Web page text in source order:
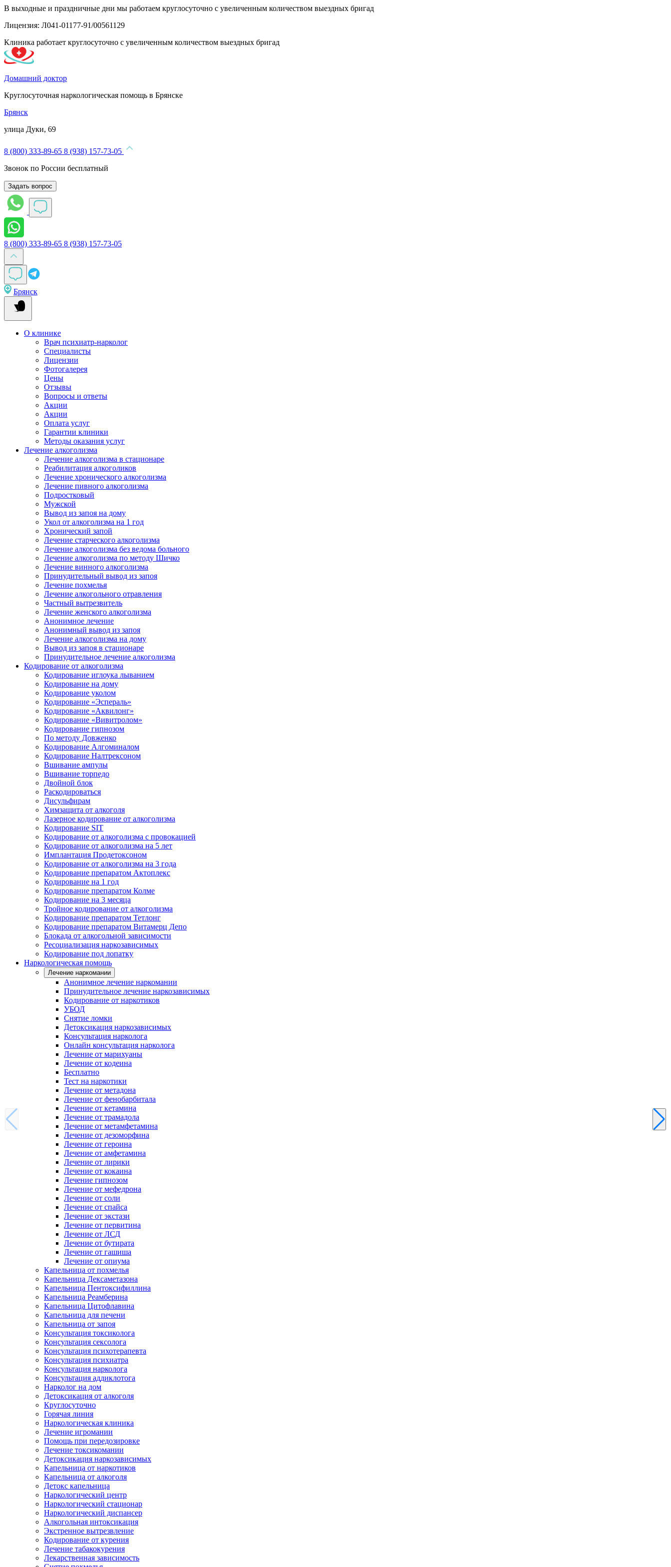
В выходные и праздничные дни мы работаем круглосуточно с увеличенным количеством выездных бригад
Лицензия: Л041-01177-91/00561129
Клиника работает круглосуточно с увеличенным количеством выездных бригад
Домашний доктор
Круглосуточная наркологическая помощь в Брянске
Брянск
улица Дуки, 69
8 (800) 333-89-65 8 (938) 157-73-05
Звонок по России бесплатный
Задать вопрос
8 (800) 333-89-65 8 (938) 157-73-05
Брянск
О клинике
Врач психиатр-нарколог
Специалисты
Лицензии
Фотогалерея
Цены
Отзывы
Вопросы и ответы
Акции
Акции
Оплата услуг
Гарантии клиники
Методы оказания услуг
Лечение алкоголизма
Лечение алкоголизма в стационаре
Реабилитация алкоголиков
Лечение хронического алкоголизма
Лечение пивного алкоголизма
Подростковый
Мужской
Вывод из запоя на дому
Укол от алкоголизма на 1 год
Хронический запой
Лечение старческого алкоголизма
Лечение алкоголизма без ведома больного
Лечение алкоголизма по методу Шичко
Лечение винного алкоголизма
Принудительный вывод из запоя
Лечение похмелья
Лечение алкогольного отравления
Частный вытрезвитель
Лечение женского алкоголизма
Анонимное лечение
Анонимный вывод из запоя
Лечение алкоголизма на дому
Вывод из запоя в стационаре
Принудительное лечение алкоголизма
Кодирование от алкоголизма
Кодирование иглоука лыванием
Кодирование на дому
Кодирование уколом
Кодирование «Эспераль»
Кодирование «Аквилонг»
Кодирование «Вивитролом»
Кодирование гипнозом
По методу Довженко
Кодирование Алгоминалом
Кодирование Налтрексоном
Вшивание ампулы
Вшивание торпедо
Двойной блок
Раскодироваться
Дисульфирам
Химзащита от алкоголя
Лазерное кодирование от алкоголизма
Кодирование SIT
Кодирование от алкоголизма с провокацией
Кодирование от алкоголизма на 5 лет
Имплантация Продетоксоном
Кодирование от алкоголизма на 3 года
Кодирование препаратом Актоплекс
Кодирование на 1 год
Кодирование препаратом Колме
Кодирование на 3 месяца
Тройное кодирование от алкоголизма
Кодирование препаратом Тетлонг
Кодирование препаратом Витамерц Депо
Блокада от алкогольной зависимости
Ресоциализация наркозависимых
Кодирование под лопатку
Наркологическая помощь
Лечение наркомании
Анонимное лечение наркомании
Принудительное лечение наркозависимых
Кодирование от наркотиков
УБОД
Снятие ломки
Детоксикация наркозависимых
Консультация нарколога
Онлайн консультация нарколога
Лечение от марихуаны
Лечение от кодеина
Бесплатно
Тест на наркотики
Лечение от метадона
Лечение от фенобарбитала
Лечение от кетамина
Лечение от трамадола
Лечение от метамфетамина
Лечение от дезоморфина
Лечение от героина
Лечение от амфетамина
Лечение от лирики
Лечение от кокаина
Лечение гипнозом
Лечение от мефедрона
Лечение от соли
Лечение от спайса
Лечение от экстази
Лечение от первитина
Лечение от ЛСД
Лечение от бутирата
Лечение от гашиша
Лечение от опиума
Капельница от похмелья
Капельница Дексаметазона
Капельница Пентоксифиллина
Капельница Реамберина
Капельница Цитофлавина
Капельница для печени
Капельница от запоя
Консультация токсиколога
Консультация сексолога
Консультация психотерапевта
Консультация психиатра
Консультация нарколога
Консультация аддиклотога
Нарколог на дом
Детоксикация от алкоголя
Круглосуточно
Горячая линия
Наркологическая клиника
Лечение игромании
Помощь при передозировке
Лечение токсикомании
Детоксикация наркозависимых
Капельница от наркотиков
Капельница от алкоголя
Детокс капельница
Наркологический центр
Наркологический стационар
Наркологический диспансер
Алкогольная интоксикация
Экстренное вытрезвление
Кодирование от курения
Лечение табакокурения
Лекарственная зависимость